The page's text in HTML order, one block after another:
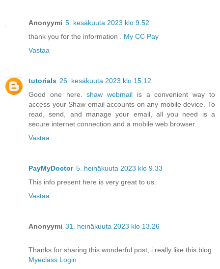
Anonyymi 5. kesäkuuta 2023 klo 9.52
thank you for the information . My CC Pay
Vastaa
tutorials 26. kesäkuuta 2023 klo 15.12
Good one here.shaw webmail is a convenient way to
access your Shaw email accounts on any mobile device. To
read, send, and manage your email, all you need is a
secure internet connection and a mobile web browser.
Vastaa
PayMyDoctor 5. heinäkuuta 2023 klo 9.33
This info present here is very great to us.
Vastaa
Anonyymi 31. heinäkuuta 2023 klo 13.26
Thanks for sharing this wonderful post, i really like this blog
Myeclass Login